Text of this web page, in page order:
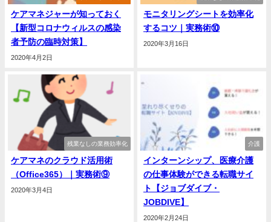
ケアマネジャーが知っておく
【新型コロナウィルスの感染
者予防の臨時対策】
2020年4月2日
モニタリングシートを効率化
するコツ｜実務術⑩
2020年3月16日
残業なしの業務効率化
ケアマネのクラウド活用術
（Office365）｜実務術⑨
2020年3月4日
介護
インターンシップ、医療介護
の仕事体験ができる転職サイ
ト【ジョブダイブ・
JOBDIVE】
2020年2月24日